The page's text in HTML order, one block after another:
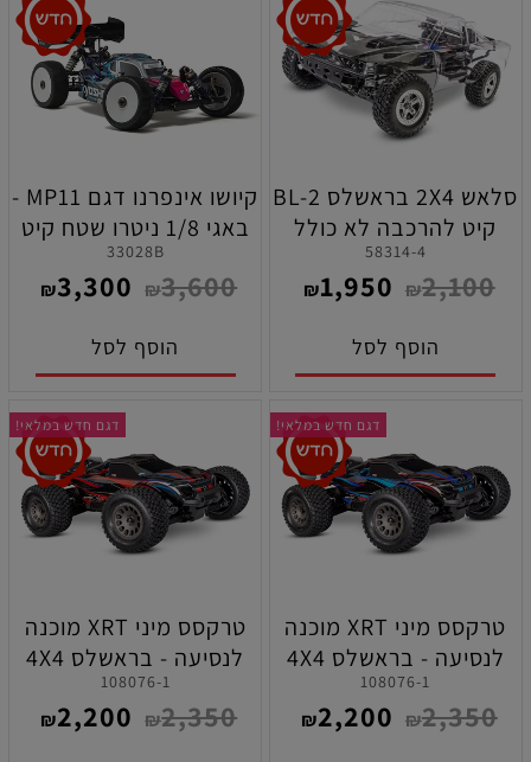
סלאש 2X4 בראשלס BL-2
קיט להרכבה לא כולל
סוללה ומטען
58314-4
₪2,100
₪1,950
הוסף לסל
קיושו אינפרנו דגם MP11 -
באגי 1/8 ניטרו שטח קיט
להרכבה
33028B
₪3,600
₪3,300
הוסף לסל
דגם חדש במלאי!
טרקסס מיני XRT מוכנה
לנסיעה - בראשלס 4X4
בגודל 1/16 בצבע כחול
(ללא סוללה ומטען )
108076-1
₪2,350
₪2,200
דגם חדש במלאי!
טרקסס מיני XRT מוכנה
לנסיעה - בראשלס 4X4
בגודל 1/16 בצבע אדום
(ללא סוללה ומטען )
108076-1
₪2,350
₪2,200